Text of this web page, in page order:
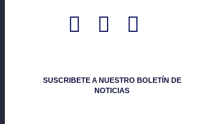
SUSCRIBETE A NUESTRO BOLETÍN DE
NOTICIAS